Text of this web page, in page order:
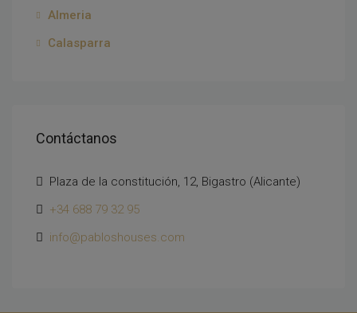
Almeria
Calasparra
Contáctanos
Plaza de la constitución, 12, Bigastro (Alicante)
+34 688 79 32 95
info@pabloshouses.com